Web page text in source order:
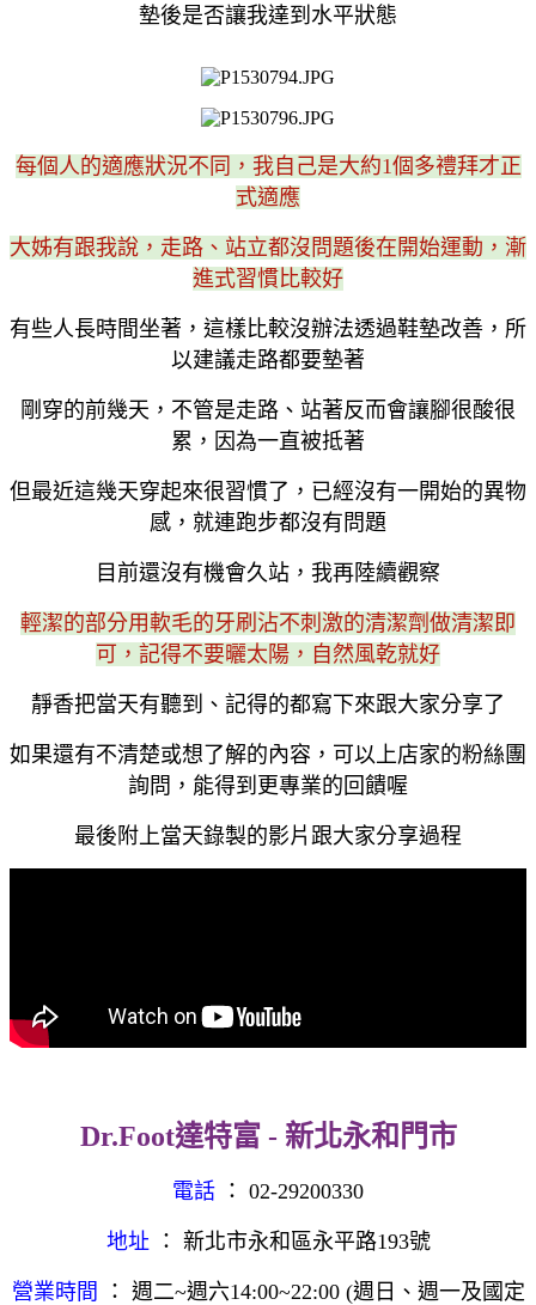
墊後是否讓我達到水平狀態
每個人的適應狀況不同，我自己是大約1個多禮拜才正
式適應
大姊有跟我說，走路、站立都沒問題後在開始運動，漸
進式習慣比較好
有些人長時間坐著，這樣比較沒辦法透過鞋墊改善，所
以建議走路都要墊著
剛穿的前幾天，不管是走路、站著反而會讓腳很酸很
累，因為一直被抵著
但最近這幾天穿起來很習慣了，已經沒有一開始的異物
感，就連跑步都沒有問題
目前還沒有機會久站，我再陸續觀察
輕潔的部分用軟毛的牙刷沾不刺激的清潔劑做清潔即
可，記得不要曬太陽，自然風乾就好
靜香把當天有聽到、記得的都寫下來跟大家分享了
如果還有不清楚或想了解的內容，可以上店家的粉絲團
詢問，能得到更專業的回饋喔
最後附上當天錄製的影片跟大家分享過程
Dr.Foot達特富 - 新北永和門市
電話 ： 02-29200330
地址 ： 新北市永和區永平路193號
營業時間 ： 週二~週六14:00~22:00 (週日、週一及國定